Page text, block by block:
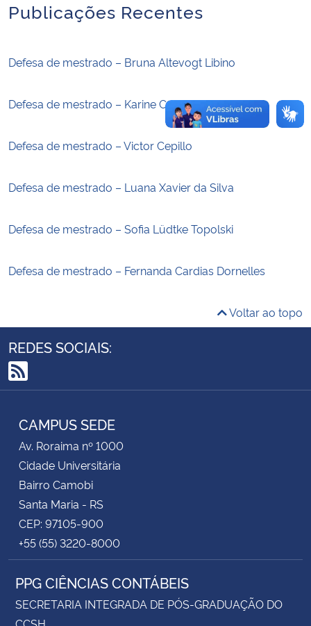
Gabinete de Segurança Institucional
Advocacia-Geral da União
Banco Central do Brasil
Publicações Recentes
Defesa de mestrado – Bruna Altevogt Libino
Defesa de mestrado – Karine Cristina Scherer
Defesa de mestrado – Victor Cepillo
Defesa de mestrado – Luana Xavier da Silva
Defesa de mestrado – Sofia Lüdtke Topolski
Defesa de mestrado – Fernanda Cardias Dornelles
Voltar ao topo
REDES SOCIAIS:
RSS
CAMPUS SEDE
Av. Roraima nº 1000
Cidade Universitária
Bairro Camobi
Santa Maria - RS
CEP: 97105-900
+55 (55) 3220-8000
PPG CIÊNCIAS CONTÁBEIS
SECRETARIA INTEGRADA DE PÓS-GRADUAÇÃO DO